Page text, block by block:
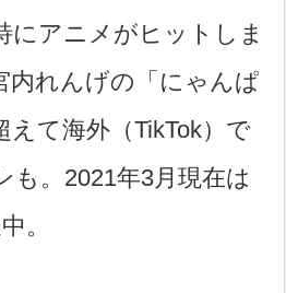
にアニメがヒットしま
内れんげの「にゃんぱ
えて海外（TikTok）で
も。2021年3月現在は
。